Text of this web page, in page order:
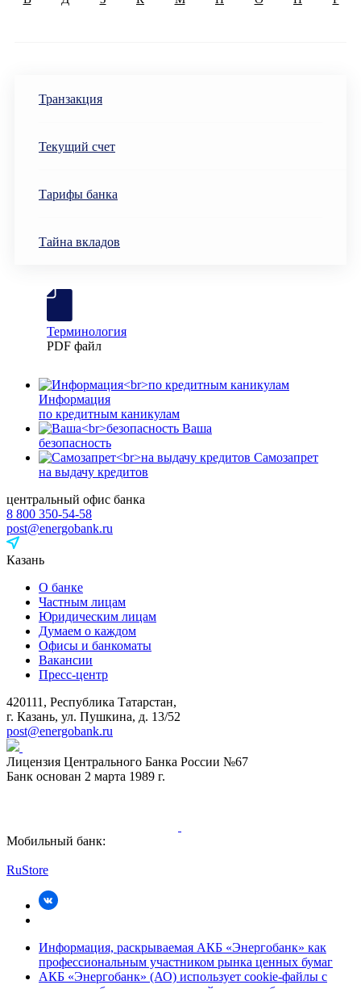
Транзакция
Текущий счет
Тарифы банка
Тайна вкладов
Терминология
PDF файл
Информация
по кредитным каникулам
Ваша
безопасность
Самозапрет
на выдачу кредитов
центральный офис банка
8 800 350-54-58
post@energobank.ru
Казань
О банке
Частным лицам
Юридическим лицам
Думаем о каждом
Офисы и банкоматы
Вакансии
Пресс-центр
420111, Республика Татарстан,
г. Казань, ул. Пушкина, д. 13/52
post@energobank.ru
Лицензия Центрального Банка России №67
Банк основан 2 марта 1989 г.
Мобильный банк:
RuStore
Информация, раскрываемая АКБ «Энергобанк» как
профессиональным участником рынка ценных бумаг
АКБ «Энергобанк» (АО) использует cookie-файлы с